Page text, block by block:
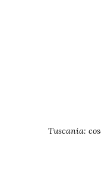
Tuscania: